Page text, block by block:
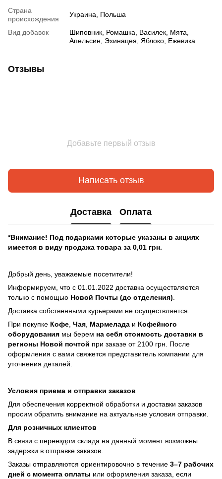
Страна
происхождения
Украина, Польша
Вид добавок
Шиповник, Ромашка, Василек, Мята,
Апельсин, Эхинацея, Яблоко, Ежевика
Отзывы
Добавьте первый отзыв
Написать отзыв
Доставка Оплата
*Внимание! Под подарками которые указаны в акциях
имеется в виду продажа товара за 0,01 грн.
Добрый день, уважаемые посетители!
Информируем, что с 01.01.2022 доставка осуществляется
только с помощью Новой Почты (до отделения)
Доставка собственными курьерами не осуществляется.
При покупке Кофе Чая Мармелада и Кофейного
оборудования мы берем на себя стоимость доставки в
регионы Новой почтой при заказе от 2100 грн. После
оформления с вами свяжется представитель компании для
уточнения деталей.
Условия приема и отправки заказов
Для обеспечения корректной обработки и доставки заказов
просим обратить внимание на актуальные условия отправки.
Для розничных клиентов
В связи с переездом склада на данный момент возможны
задержки в отправке заказов.
Заказы отправляются ориентировочно в течение 3–7 рабочих
дней с момента оплаты или оформления заказа, если